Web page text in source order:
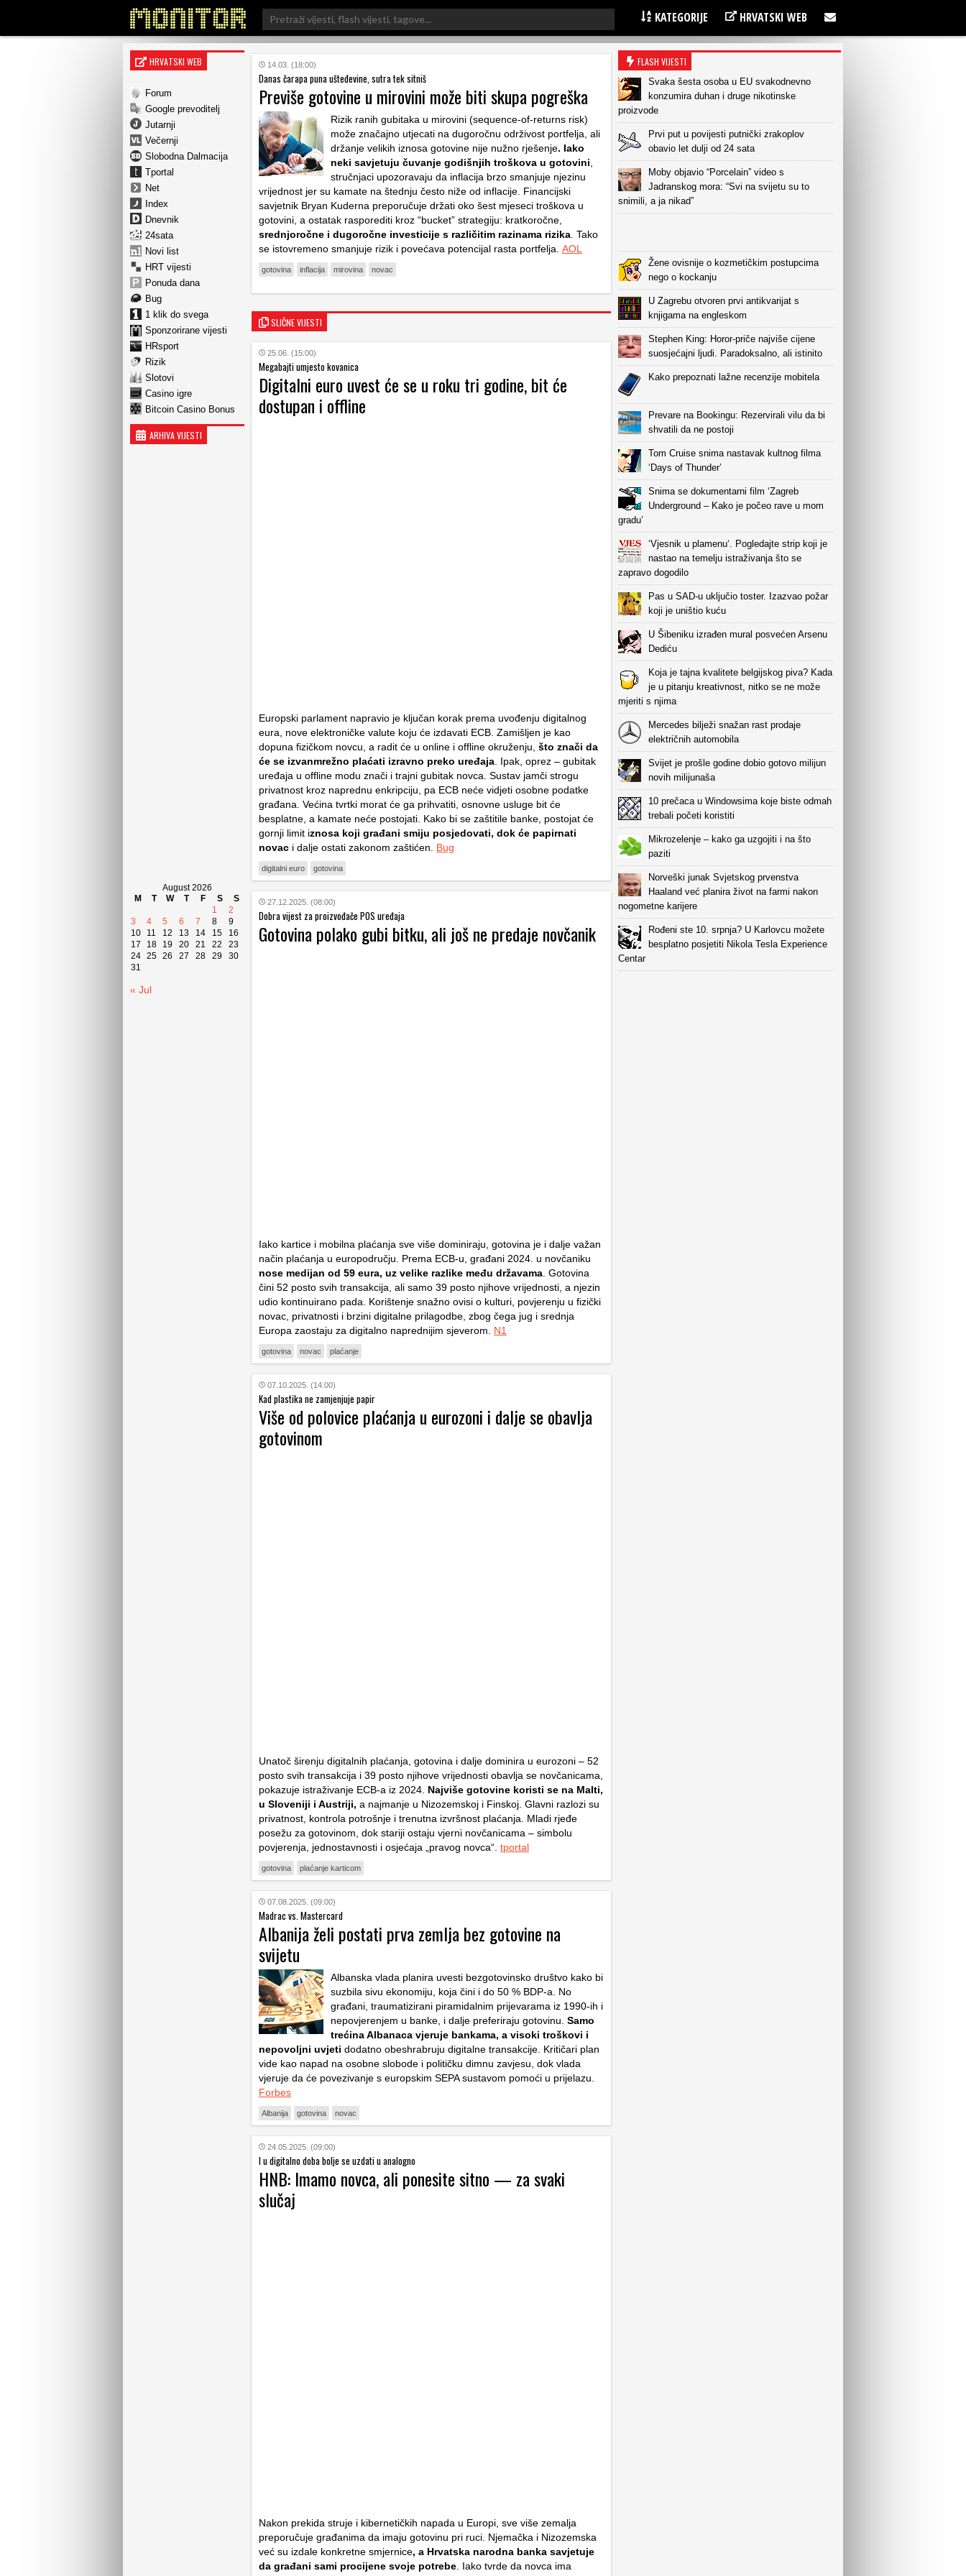
Search
for:
KATEGORIJE HRVATSKI WEB
HRVATSKI WEB
Forum
Google prevoditelj
Jutarnji
Večernji
Slobodna Dalmacija
Tportal
Net
Index
Dnevnik
24sata
Novi list
HRT vijesti
Ponuda dana
Bug
1 klik do svega
Sponzorirane vijesti
HRsport
Rizik
Slotovi
Casino igre
Bitcoin Casino Bonus
ARHIVA VIJESTI
August 2026
M
T W T F S
S
1
2
3
4 5 6 7 8
9
10
11 12 13 14 15
16
17
18 19 20 21 22
23
24 25 26 27 28 29
30
31
« Jul
14.03. (18:00)
Danas čarapa puna ušteđevine, sutra tek sitniš
Previše gotovine u mirovini može biti skupa pogreška
Rizik ranih gubitaka u mirovini (sequence-of-returns risk)
može značajno utjecati na dugoročnu održivost portfelja, ali
držanje velikih iznosa gotovine nije nužno rješenje. Iako
neki savjetuju čuvanje godišnjih troškova u gotovini
stručnjaci upozoravaju da inflacija brzo smanjuje njezinu
vrijednost jer su kamate na štednju često niže od inflacije. Financijski
savjetnik Bryan Kuderna preporučuje držati oko šest mjeseci troškova u
gotovini, a ostatak rasporediti kroz “bucket” strategiju: kratkoročne,
srednjoročne i dugoročne investicije s različitim razinama rizika . Tako
se istovremeno smanjuje rizik i povećava potencijal rasta portfelja. AOL
gotovina inflacija mirovina novac
SLIČNE VIJESTI
25.06. (15:00)
Megabajti umjesto kovanica
Digitalni euro uvest će se u roku tri godine, bit će
dostupan i offline
Europski parlament napravio je ključan korak prema uvođenju digitalnog
eura, nove elektroničke valute koju će izdavati ECB. Zamišljen je kao
dopuna fizičkom novcu, a radit će u online i offline okruženju, što znači da
će se izvanmrežno plaćati izravno preko uređaja . Ipak, oprez – gubitak
uređaja u offline modu znači i trajni gubitak novca. Sustav jamči strogu
privatnost kroz naprednu enkripciju, pa ECB neće vidjeti osobne podatke
građana. Većina tvrtki morat će ga prihvatiti, osnovne usluge bit će
besplatne, a kamate neće postojati. Kako bi se zaštitile banke, postojat će
gornji limit iznosa koji građani smiju posjedovati, dok će papirnati
novac i dalje ostati zakonom zaštićen. Bug
digitalni euro gotovina
27.12.2025. (08:00)
Dobra vijest za proizvođače POS uređaja
Gotovina polako gubi bitku, ali još ne predaje novčanik
Iako kartice i mobilna plaćanja sve više dominiraju, gotovina je i dalje važan
način plaćanja u europodručju. Prema ECB-u, građani 2024. u novčaniku
nose medijan od 59 eura, uz velike razlike među državama . Gotovina
čini 52 posto svih transakcija, ali samo 39 posto njihove vrijednosti, a njezin
udio kontinuirano pada. Korištenje snažno ovisi o kulturi, povjerenju u fizički
novac, privatnosti i brzini digitalne prilagodbe, zbog čega jug i srednja
Europa zaostaju za digitalno naprednijim sjeverom. N1
gotovina novac plaćanje
07.10.2025. (14:00)
Kad plastika ne zamjenjuje papir
Više od polovice plaćanja u eurozoni i dalje se obavlja
gotovinom
Unatoč širenju digitalnih plaćanja, gotovina i dalje dominira u eurozoni – 52
posto svih transakcija i 39 posto njihove vrijednosti obavlja se novčanicama,
pokazuje istraživanje ECB-a iz 2024. Najviše gotovine koristi se na Malti,
u Sloveniji i Austriji, a najmanje u Nizozemskoj i Finskoj. Glavni razlozi su
privatnost, kontrola potrošnje i trenutna izvršnost plaćanja. Mladi rjeđe
posežu za gotovinom, dok stariji ostaju vjerni novčanicama – simbolu
povjerenja, jednostavnosti i osjećaja „pravog novca“. tportal
gotovina plaćanje karticom
07.08.2025. (09:00)
Madrac vs. Mastercard
Albanija želi postati prva zemlja bez gotovine na
svijetu
Albanska vlada planira uvesti bezgotovinsko društvo kako bi
suzbila sivu ekonomiju, koja čini i do 50 % BDP-a. No
građani, traumatizirani piramidalnim prijevarama iz 1990-ih i
nepovjerenjem u banke, i dalje preferiraju gotovinu. Samo
trećina Albanaca vjeruje bankama, a visoki troškovi i
nepovoljni uvjeti dodatno obeshrabruju digitalne transakcije. Kritičari plan
vide kao napad na osobne slobode i političku dimnu zavjesu, dok vlada
vjeruje da će povezivanje s europskim SEPA sustavom pomoći u prijelazu.
Forbes
Albanija gotovina novac
24.05.2025. (09:00)
I u digitalno doba bolje se uzdati u analogno
HNB: Imamo novca, ali ponesite sitno — za svaki
slučaj
Nakon prekida struje i kibernetičkih napada u Europi, sve više zemalja
preporučuje građanima da imaju gotovinu pri ruci. Njemačka i Nizozemska
već su izdale konkretne smjernice, a Hrvatska narodna banka savjetuje
da građani sami procijene svoje potrebe . Iako tvrde da novca ima
FLASH VIJESTI
Svaka šesta osoba u EU svakodnevno
konzumira duhan i druge nikotinske
proizvode
Prvi put u povijesti putnički zrakoplov
obavio let dulji od 24 sata
Moby objavio “Porcelain” video s
Jadranskog mora: “Svi na svijetu su to
snimili, a ja nikad”
Žene ovisnije o kozmetičkim postupcima
nego o kockanju
U Zagrebu otvoren prvi antikvarijat s
knjigama na engleskom
Stephen King: Horor-priče najviše cijene
suosjećajni ljudi. Paradoksalno, ali istinito
Kako prepoznati lažne recenzije mobitela
Prevare na Bookingu: Rezervirali vilu da bi
shvatili da ne postoji
Tom Cruise snima nastavak kultnog filma
‘Days of Thunder’
Snima se dokumentarni film ‘Zagreb
Underground – Kako je počeo rave u mom
gradu’
‘Vjesnik u plamenu‘. Pogledajte strip koji je
nastao na temelju istraživanja što se
zapravo dogodilo
Pas u SAD-u uključio toster. Izazvao požar
koji je uništio kuću
U Šibeniku izrađen mural posvećen Arsenu
Dediću
Koja je tajna kvalitete belgijskog piva? Kada
je u pitanju kreativnost, nitko se ne može
mjeriti s njima
Mercedes bilježi snažan rast prodaje
električnih automobila
Svijet je prošle godine dobio gotovo milijun
novih milijunaša
10 prečaca u Windowsima koje biste odmah
trebali početi koristiti
Mikrozelenje – kako ga uzgojiti i na što
paziti
Norveški junak Svjetskog prvenstva
Haaland već planira život na farmi nakon
nogometne karijere
Rođeni ste 10. srpnja? U Karlovcu možete
besplatno posjetiti Nikola Tesla Experience
Centar